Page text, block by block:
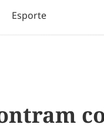
Esporte